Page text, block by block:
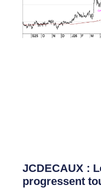
JCDECAUX :
progressent